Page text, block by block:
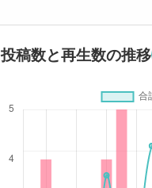
投稿数と再生数の推移